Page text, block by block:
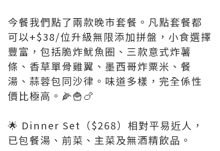
今餐我們點了兩款晚市套餐。凡點套餐都
可以+$38/位升級無限添加拼盤，小食選擇
豐富，包括脆炸魷魚圈、三款意式炸薯
條、香草單骨雞翼、墨西哥炸粟米、餐
湯、蒜蓉包同沙律。味道多樣，完全係性
價比極高。🌽🍟🍗
🌟 Dinner Set（$268）相對平易近人，
已包餐湯、前菜、主菜及無酒精飲品。